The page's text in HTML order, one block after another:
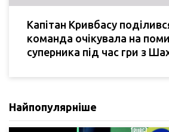
Капітан Кривбасу
команда очікувала на
суперника під час гри з
Найпопулярніше